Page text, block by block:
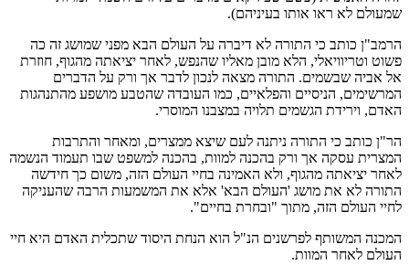
שמעולם לא ראו אותו בעיניהם).
הרמב"ן כותב כי התורה לא דיברה על העולם הבא מפני שמושג זה כה
פשוט וטריוויאלי, הלא מובן מאליו שהנפש, לאחר יציאתה מהגוף, חוזרת
אל אביה שבשמים. התורה מצאה לנכון לדבר אך ורק על הדברים
המרשימים, הניסיים והפלאיים, כמו העובדה שהטבע מושפע מהתנהגות
האדם, וירידת הגשמים תלויה במצבנו המוסרי.
הר"ן כותב כי התורה ניתנה לעם שיצא ממצרים, ומאחר והתרבות
המצרית עסקה אך ורק בהכנה למוות, בהכנה למשפט שבו תעמוד הנשמה
לאחר יציאתה מהגוף, ולא האמינה בחיי העולם הזה, משום כך חידשה
התורה לא את מושג 'העולם הבא' אלא את המשמעות הרבה שהעניקה
לחיי העולם הזה, מתוך "ובחרת בחיים".
המכנה המשותף לפרשנים הנ"ל הוא הנחת היסוד שתכלית האדם היא חיי
העולם לאחר המוות.